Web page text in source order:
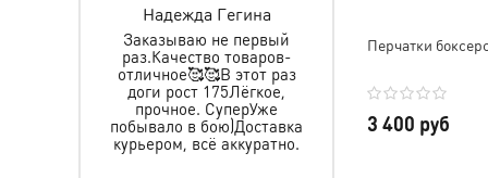
Перчатки
3 400 руб
Надежда Гегина
Заказываю не первый
раз.Качество товаров-
отличное🥰🥰В этот раз
доги рост 175Лёгкое,
прочное. СуперУже
побывало в бою)Доставка
курьером, всё аккуратно.
Заказываем не
именные пояса,
тренировочный
прошито аккуратно
рекомендую